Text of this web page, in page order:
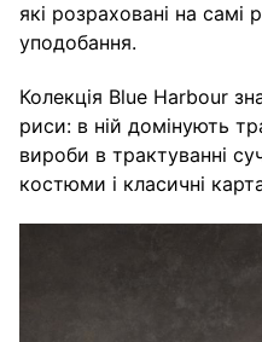
які розраховані на самі
уподобання.
Колекція Blue Harbour
риси: в ній домінують
вироби в трактуванні
костюми і класичні